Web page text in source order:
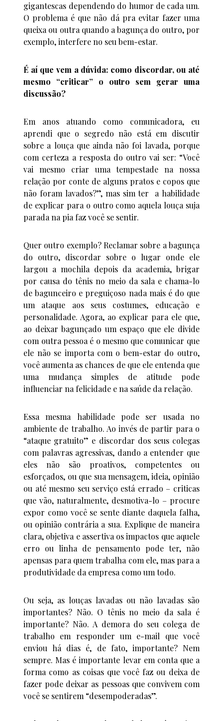
gigantescas dependendo do humor de cada um.
O problema é que não dá pra evitar fazer uma
queixa ou outra quando a bagunça do outro, por
exemplo, interfere no seu bem-estar.
É aí que vem a dúvida: como discordar, ou até
mesmo “criticar” o outro sem gerar uma
discussão?
Em anos atuando como comunicadora, eu
aprendi que o segredo não está em discutir
sobre a louça que ainda não foi lavada, porque
com certeza a resposta do outro vai ser: “Você
vai mesmo criar uma tempestade na nossa
relação por conte de alguns pratos e copos que
não foram lavados?”, mas sim ter a habilidade
de explicar para o outro como aquela louça suja
parada na pia faz você se sentir.
Quer outro exemplo? Reclamar sobre a bagunça
do outro, discordar sobre o lugar onde ele
largou a mochila depois da academia, brigar
por causa do tênis no meio da sala e chama-lo
de bagunceiro e preguiçoso nada mais é do que
um ataque aos seus costumes, educação e
personalidade. Agora, ao explicar para ele que,
ao deixar bagunçado um espaço que ele divide
com outra pessoa é o mesmo que comunicar que
ele não se importa com o bem-estar do outro,
você aumenta as chances de que ele entenda que
uma mudança simples de atitude pode
influenciar na felicidade e na saúde da relação.
Essa mesma habilidade pode ser usada no
ambiente de trabalho. Ao invés de partir para o
“ataque gratuito” e discordar dos seus colegas
com palavras agressivas, dando a entender que
eles não são proativos, competentes ou
esforçados, ou que sua mensagem, ideia, opinião
ou até mesmo seu serviço está errado – criticas
que vão, naturalmente, desmotiva-lo – procure
expor como você se sente diante daquela falha,
ou opinião contrária a sua. Explique de maneira
clara, objetiva e assertiva os impactos que aquele
erro ou linha de pensamento pode ter, não
apensas para quem trabalha com ele, mas para a
produtividade da empresa como um todo.
Ou seja, as louças lavadas ou não lavadas são
importantes? Não. O tênis no meio da sala é
importante? Não. A demora do seu colega de
trabalho em responder um e-mail que você
enviou há dias é, de fato, importante? Nem
sempre. Mas é importante levar em conta que a
forma como as coisas que você faz ou deixa de
fazer pode deixar as pessoas que convivem com
você se sentirem “desempoderadas”.